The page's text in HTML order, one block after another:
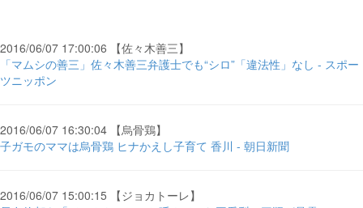
2016/06/07 17:00:06 【佐々木善三】
「マムシの善三」佐々木善三弁護士でも“シロ”「違法性」なし - スポー
ツニッポン
2016/06/07 16:30:04 【烏骨鶏】
子ガモのママは烏骨鶏 ヒナかえし子育て 香川 - 朝日新聞
2016/06/07 15:00:15 【ジョカトーレ】